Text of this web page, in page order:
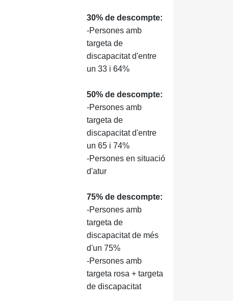
30% de descompte:
-Persones amb
targeta de
discapacitat d'entre
un 33 i 64%
50% de descompte:
-Persones amb
targeta de
discapacitat d'entre
un 65 i 74%
-Persones en situació
d'atur
75% de descompte:
-Persones amb
targeta de
discapacitat de més
d'un 75%
-Persones amb
targeta rosa + targeta
de discapacitat